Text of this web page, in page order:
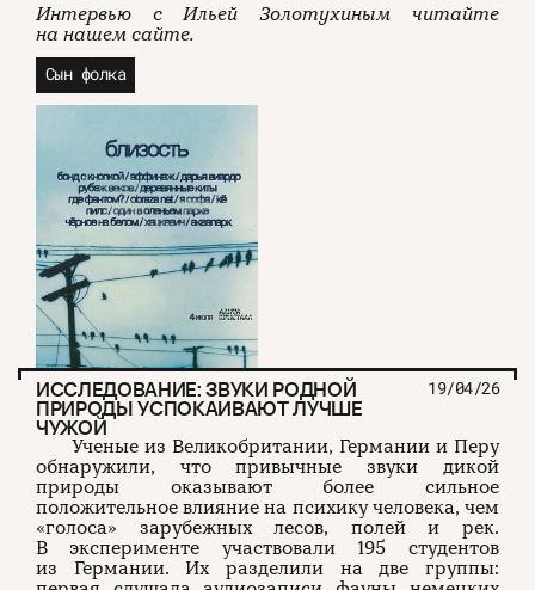
Интервью с Ильей Золотухиным читайте
на нашем сайте.
Сын фолка
ИССЛЕДОВАНИЕ: ЗВУКИ РОДНОЙ
ПРИРОДЫ УСПОКАИВАЮТ ЛУЧШЕ
ЧУЖОЙ
19/04/26
Ученые из Великобритании, Германии и Перу
обнаружили, что привычные звуки дикой
природы оказывают более сильное
положительное влияние на психику человека, чем
«голоса» зарубежных лесов, полей и рек.
В эксперименте участвовали 195 студентов
из Германии. Их разделили на две группы: